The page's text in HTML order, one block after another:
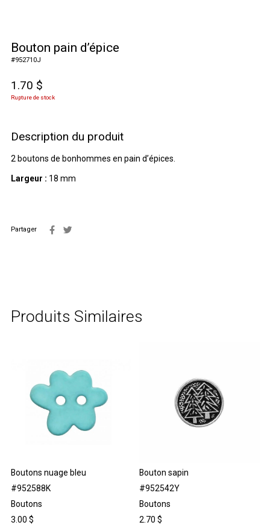
Bouton pain d’épice
#952710J
1.70 $
Rupture de stock
Description du produit
2 boutons de bonhommes en pain d’épices.
Largeur : 18 mm
Partager
Produits Similaires
Boutons nuage bleu
#952588K
Boutons
3.00 $
Bouton sapin
#952542Y
Boutons
2.70 $